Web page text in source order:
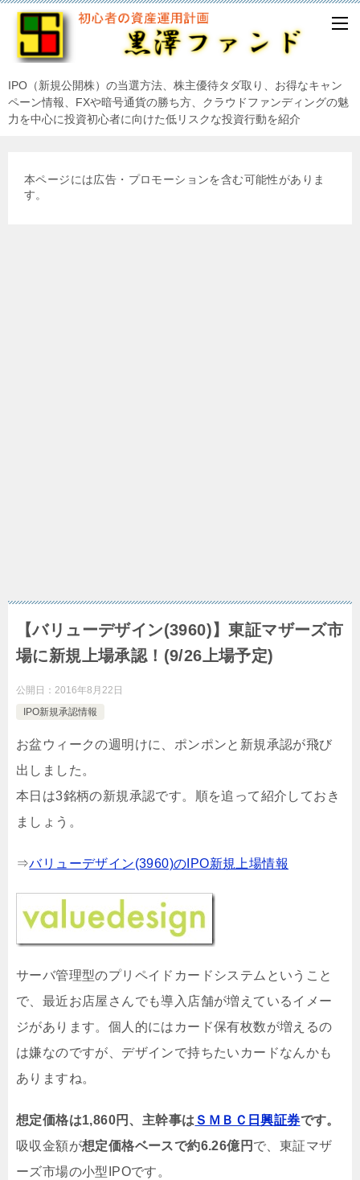
IPO（新規公開株）の当選方法、株主優待タダ取り、お得なキャン
ペーン情報、FXや暗号通貨の勝ち方、クラウドファンディングの魅
力を中心に投資初心者に向けた低リスクな投資行動を紹介
本ページには広告・プロモーションを含む可能性がありま
す。
【バリューデザイン(3960)】東証マザーズ市
場に新規上場承認！(9/26上場予定)
公開日： 2016年8月22日
IPO新規承認情報
お盆ウィークの週明けに、ポンポンと新規承認が飛び
出しました。
本日は3銘柄の新規承認です。順を追って紹介しておき
ましょう。
⇒バリューデザイン(3960)のIPO新規上場情報
サーバ管理型のプリペイドカードシステムということ
で、最近お店屋さんでも導入店舗が増えているイメー
ジがあります。個人的にはカード保有枚数が増えるの
は嫌なのですが、デザインで持ちたいカードなんかも
ありますね。
想定価格は1,860円、主幹事は ＳＭＢＣ日興証券です。
吸収金額が想定価格ベースで約6.26億円 で、東証マザ
ーズ市場の小型IPOです。